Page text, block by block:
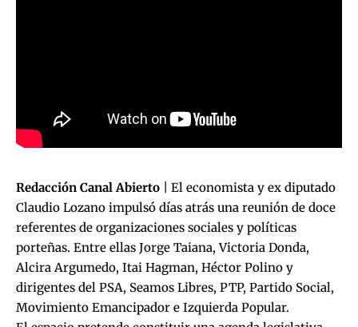
Redacción Canal Abierto | El economista y ex diputado
Claudio Lozano impulsó días atrás una reunión de doce
referentes de organizaciones sociales y políticas
porteñas. Entre ellas Jorge Taiana, Victoria Donda,
Alcira Argumedo, Itai Hagman, Héctor Polino y
dirigentes del PSA, Seamos Libres, PTP, Partido Social,
Movimiento Emancipador e Izquierda Popular.